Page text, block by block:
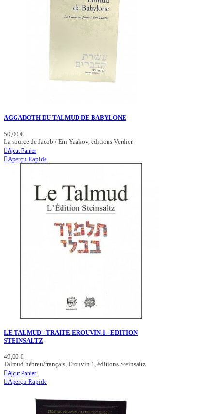
AGGADOTH DU TALMUD DE BABYLONE
50,00 €
La source de Jacob / Ein Yaakov, éditions Verdier
Ajout Panier
Aperçu Rapide
LE TALMUD - TRAITE EROUVIN 1 - EDITION
STEINSALTZ
49,00 €
Talmud hébreu/français, Erouvin 1, éditions Steinsaltz.
Ajout Panier
Aperçu Rapide